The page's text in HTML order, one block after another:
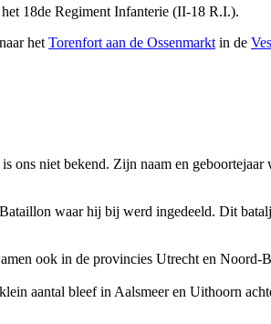
18de Regiment Infanterie (II-18 R.I.).
het Torenfort aan de Ossenmarkt in de
niet bekend. Zijn naam en geboortejaar
waar hij bij werd ingedeeld. Dit
ook in de provincies Utrecht en Noord-
aantal bleef in Aalsmeer en Uithoorn